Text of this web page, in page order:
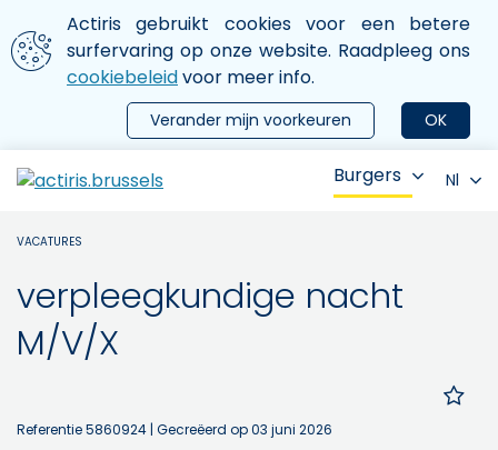
Aller au contenu principal
We gebruiken cookies
Actiris gebruikt cookies voor een betere
surfervaring op onze website. Raadpleeg ons
cookiebeleidvoor meer info.
OK
Verander mijn voorkeuren
le menu
Burgers Nl
VACATURES
verpleegkundige nacht
M/V/X
Referentie 5860924 | Gecreëerd op 03 juni 2026